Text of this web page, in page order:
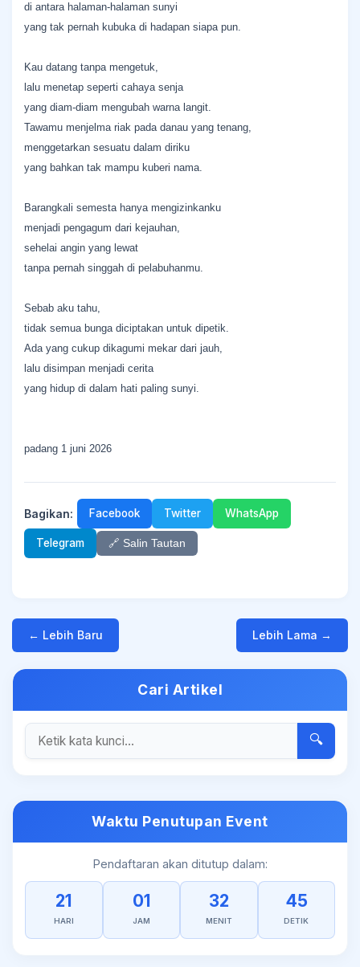
di antara halaman-halaman sunyi
yang tak pernah kubuka di hadapan siapa pun.
Kau datang tanpa mengetuk,
lalu menetap seperti cahaya senja
yang diam-diam mengubah warna langit.
Tawamu menjelma riak pada danau yang tenang,
menggetarkan sesuatu dalam diriku
yang bahkan tak mampu kuberi nama.
Barangkali semesta hanya mengizinkanku
menjadi pengagum dari kejauhan,
sehelai angin yang lewat
tanpa pernah singgah di pelabuhanmu.
Sebab aku tahu,
tidak semua bunga diciptakan untuk dipetik.
Ada yang cukup dikagumi mekar dari jauh,
lalu disimpan menjadi cerita
yang hidup di dalam hati paling sunyi.
padang 1 juni 2026
Bagikan: Facebook Twitter WhatsApp
Telegram 🔗 Salin Tautan
← Lebih Baru Lebih Lama →
Cari Artikel
🔍
Waktu Penutupan Event
Pendaftaran akan ditutup dalam:
21
HARI
01
JAM
32
MENIT
45
DETIK